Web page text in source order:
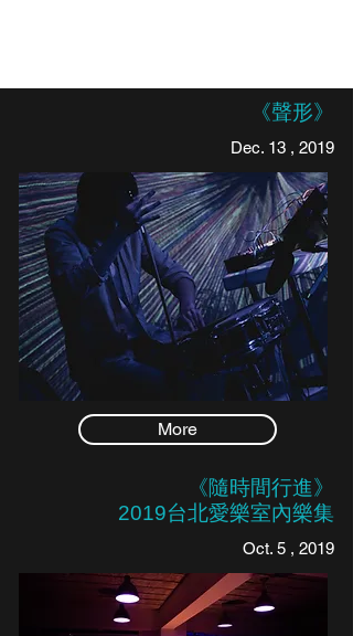
《聲形》
Dec. 13 , 2019
More
《隨時間行進》
​2019台北愛樂室內樂集
Oct. 5 , 2019